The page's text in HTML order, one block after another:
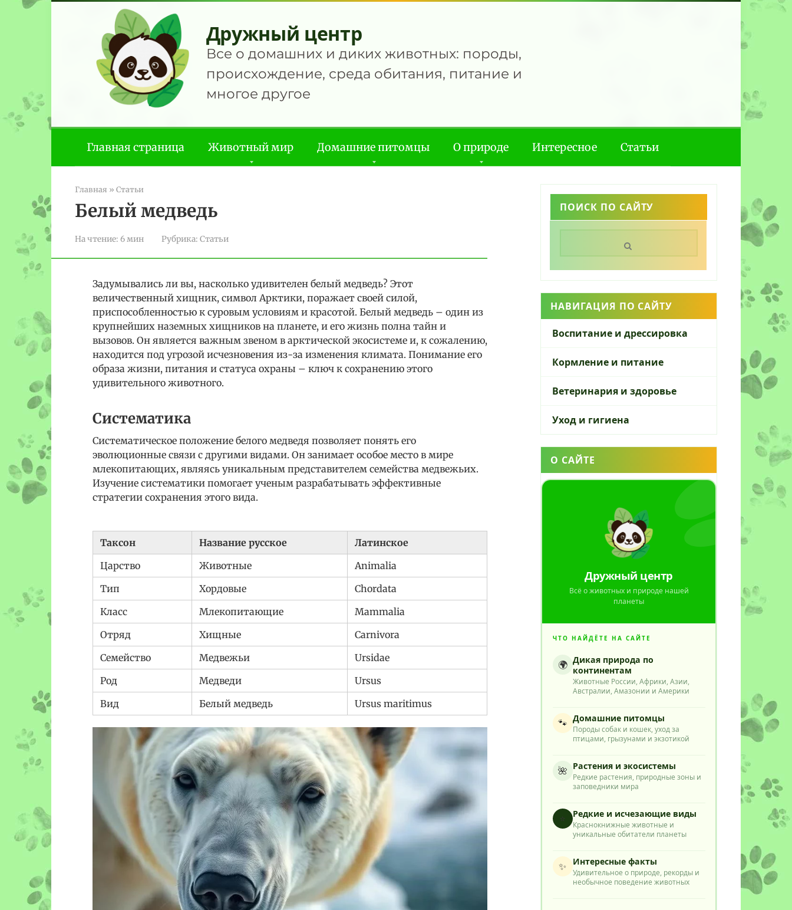
Перейти
Дружный центр
Все о домашних и диких животных: породы,
происхождение, среда обитания, питание и
многое другое
Главная страница Животный мир Домашние питомцы О природе Интересное Статьи
Главная » Статьи
Белый медведь
На чтение: 6 мин Рубрика: Статьи
Задумывались ли вы, насколько удивителен белый медведь? Этот
величественный хищник, символ Арктики, поражает своей силой,
приспособленностью к суровым условиям и красотой. Белый медведь – один из
крупнейших наземных хищников на планете, и его жизнь полна тайн и
вызовов. Он является важным звеном в арктической экосистеме и, к сожалению,
находится под угрозой исчезновения из-за изменения климата. Понимание его
образа жизни, питания и статуса охраны – ключ к сохранению этого
удивительного животного.
Систематика
Систематическое положение белого медведя позволяет понять его
эволюционные связи с другими видами. Он занимает особое место в мире
млекопитающих, являясь уникальным представителем семейства медвежьих.
Изучение систематики помогает ученым разрабатывать эффективные
стратегии сохранения этого вида.
Таксон Название русское
Латинское
Царство
Животные
Animalia
Тип
Хордовые
Chordata
Класс
Млекопитающие
Mammalia
Отряд
Хищные
Carnivora
Семейство
Медвежьи
Ursidae
Род
Медведи
Ursus
Вид
Белый медведь Ursus maritimus
ПОИСК ПО САЙТУ
НАВИГАЦИЯ ПО САЙТУ
Воспитание и дрессировка
Кормление и питание
Ветеринария и здоровье
Уход и гигиена
О САЙТЕ
Дружный центр
Всё о животных и природе нашей
планеты
ЧТО НАЙДЁТЕ НА САЙТЕ
🌍 Дикая природа по
континентам
Животные России, Африки, Азии,
Австралии, Амазонии и Америки
🐾 Домашние питомцы
Породы собак и кошек, уход за
птицами, грызунами и экзотикой
🌺 Растения и экосистемы
Редкие растения, природные зоны и
заповедники мира
⭐ Редкие и исчезающие виды
Краснокнижные животные и
уникальные обитатели планеты
✨ Интересные факты
Удивительное о природе, рекорды и
необычное поведение животных